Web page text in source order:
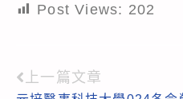
Post Views: 202
Read
上一篇文章